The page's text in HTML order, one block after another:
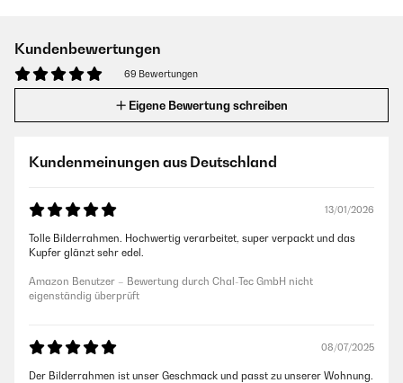
Kundenbewertungen
69 Bewertungen
Eigene Bewertung schreiben
Kundenmeinungen aus Deutschland
13/01/2026
Tolle Bilderrahmen. Hochwertig verarbeitet, super verpackt und das
Kupfer glänzt sehr edel.
Amazon Benutzer – Bewertung durch Chal-Tec GmbH nicht
eigenständig überprüft
08/07/2025
Der Bilderrahmen ist unser Geschmack und passt zu unserer Wohnung.